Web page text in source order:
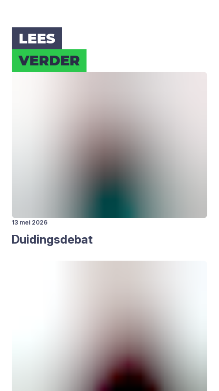
LEES
VER­DER
13 mei 2026
Dui­dings­de­bat